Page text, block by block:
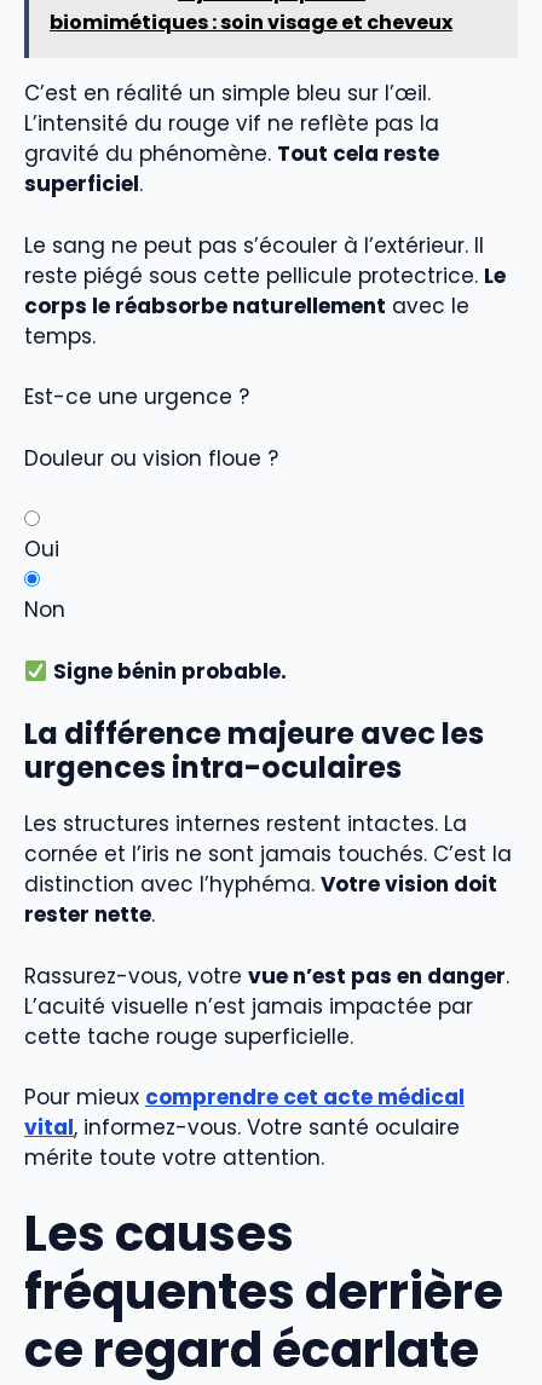
biomimétiques : soin visage et cheveux
C’est en réalité un simple bleu sur l’œil.
L’intensité du rouge vif ne reflète pas la
gravité du phénomène. Tout cela reste
superficiel.
Le sang ne peut pas s’écouler à l’extérieur. Il
reste piégé sous cette pellicule protectrice. Le
corps le réabsorbe naturellement avec le
temps.
Est-ce une urgence ?
Douleur ou vision floue ?
Oui
Non
Signe bénin probable.
La différence majeure avec les
urgences intra-oculaires
Les structures internes restent intactes. La
cornée et l’iris ne sont jamais touchés. C’est la
distinction avec l’hyphéma. Votre vision doit
rester nette.
Rassurez-vous, votre vue n’est pas en danger.
L’acuité visuelle n’est jamais impactée par
cette tache rouge superficielle.
Pour mieux comprendre cet acte médical
vital, informez-vous. Votre santé oculaire
mérite toute votre attention.
Les causes
fréquentes derrière
ce regard écarlate